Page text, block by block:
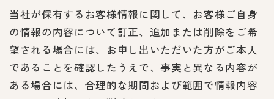
当社が保有するお客様情報に関して、お客様ご自身
の情報の内容について訂正、追加または削除をご希
望される場合には、お申し出いただいた方がご本人
であることを確認したうえで、事実と異なる内容が
ある場合には、合理的な期間および範囲で情報内容